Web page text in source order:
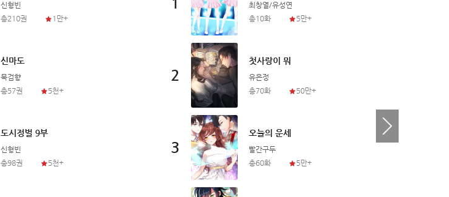
신형빈
총210권
1만+
신마도
묵검향
총57권
5천+
도시정벌 9부
신형빈
총98권
5천+
최창열/유성연
총10화
5만+
2
첫사랑이 뭐
유은정
총70화
50만+
3
오늘의 운세
빨간구두
총60화
5만+